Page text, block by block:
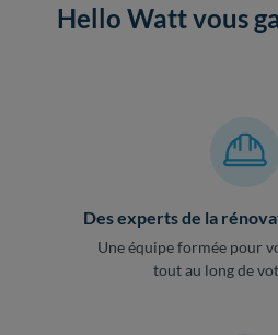
Hello Watt vous
Des experts de la
Une équipe formée pour
tout au long de